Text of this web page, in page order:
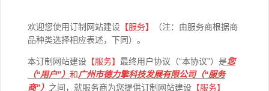
欢迎您使用订制网站建设 【服务】
（注：由服务商根据商
品种类选择相应表述，下同）。
本订制网站建设 【服务】 最终用户协议（“本协议”）是您
（“用户”） 和广州市德力擎科技发展有限公司（“服务
商”） 之间，就服务商为您提供订制网站建设 【服务】